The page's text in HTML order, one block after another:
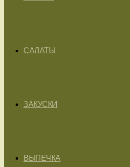
САЛАТЫ
ЗАКУСКИ
ВЫПЕЧКА